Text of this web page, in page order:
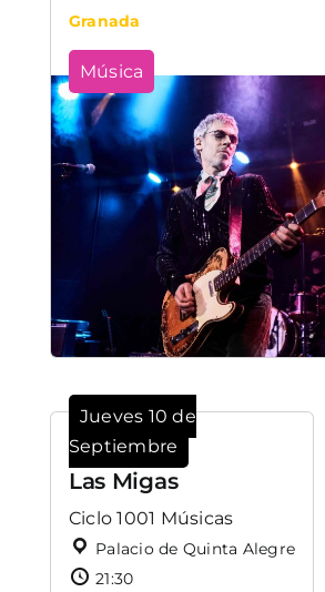
Granada
Música
Jueves 10 de
Septiembre
Las Migas
Ciclo 1001 Músicas
Palacio de Quinta Alegre
21:30